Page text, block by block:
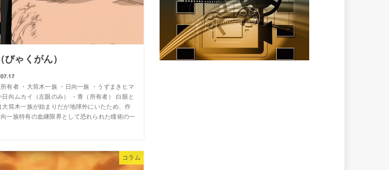
びゃくがん）
有者 ・大筒木一族 ・日向一族 ・うずまきヒマ
日向ムカイ（左眼のみ） ・青（所有者） 白眼と
大筒木一族が始まりだが地球外にいたため、作
一族特有の血継限界として恐れられた瞳術の一
コラム